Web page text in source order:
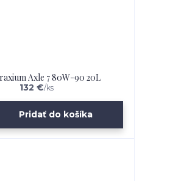
Axle 7 80W-90 20L
132 €/ks
Pridať do košíka